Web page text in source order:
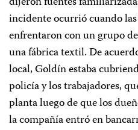
incidente ocurrió cuando
enfrentaron con un grupo
una fábrica textil. De
local, Goldín estaba
policía y los trabajadores,
planta luego de que los
la compañía entró en